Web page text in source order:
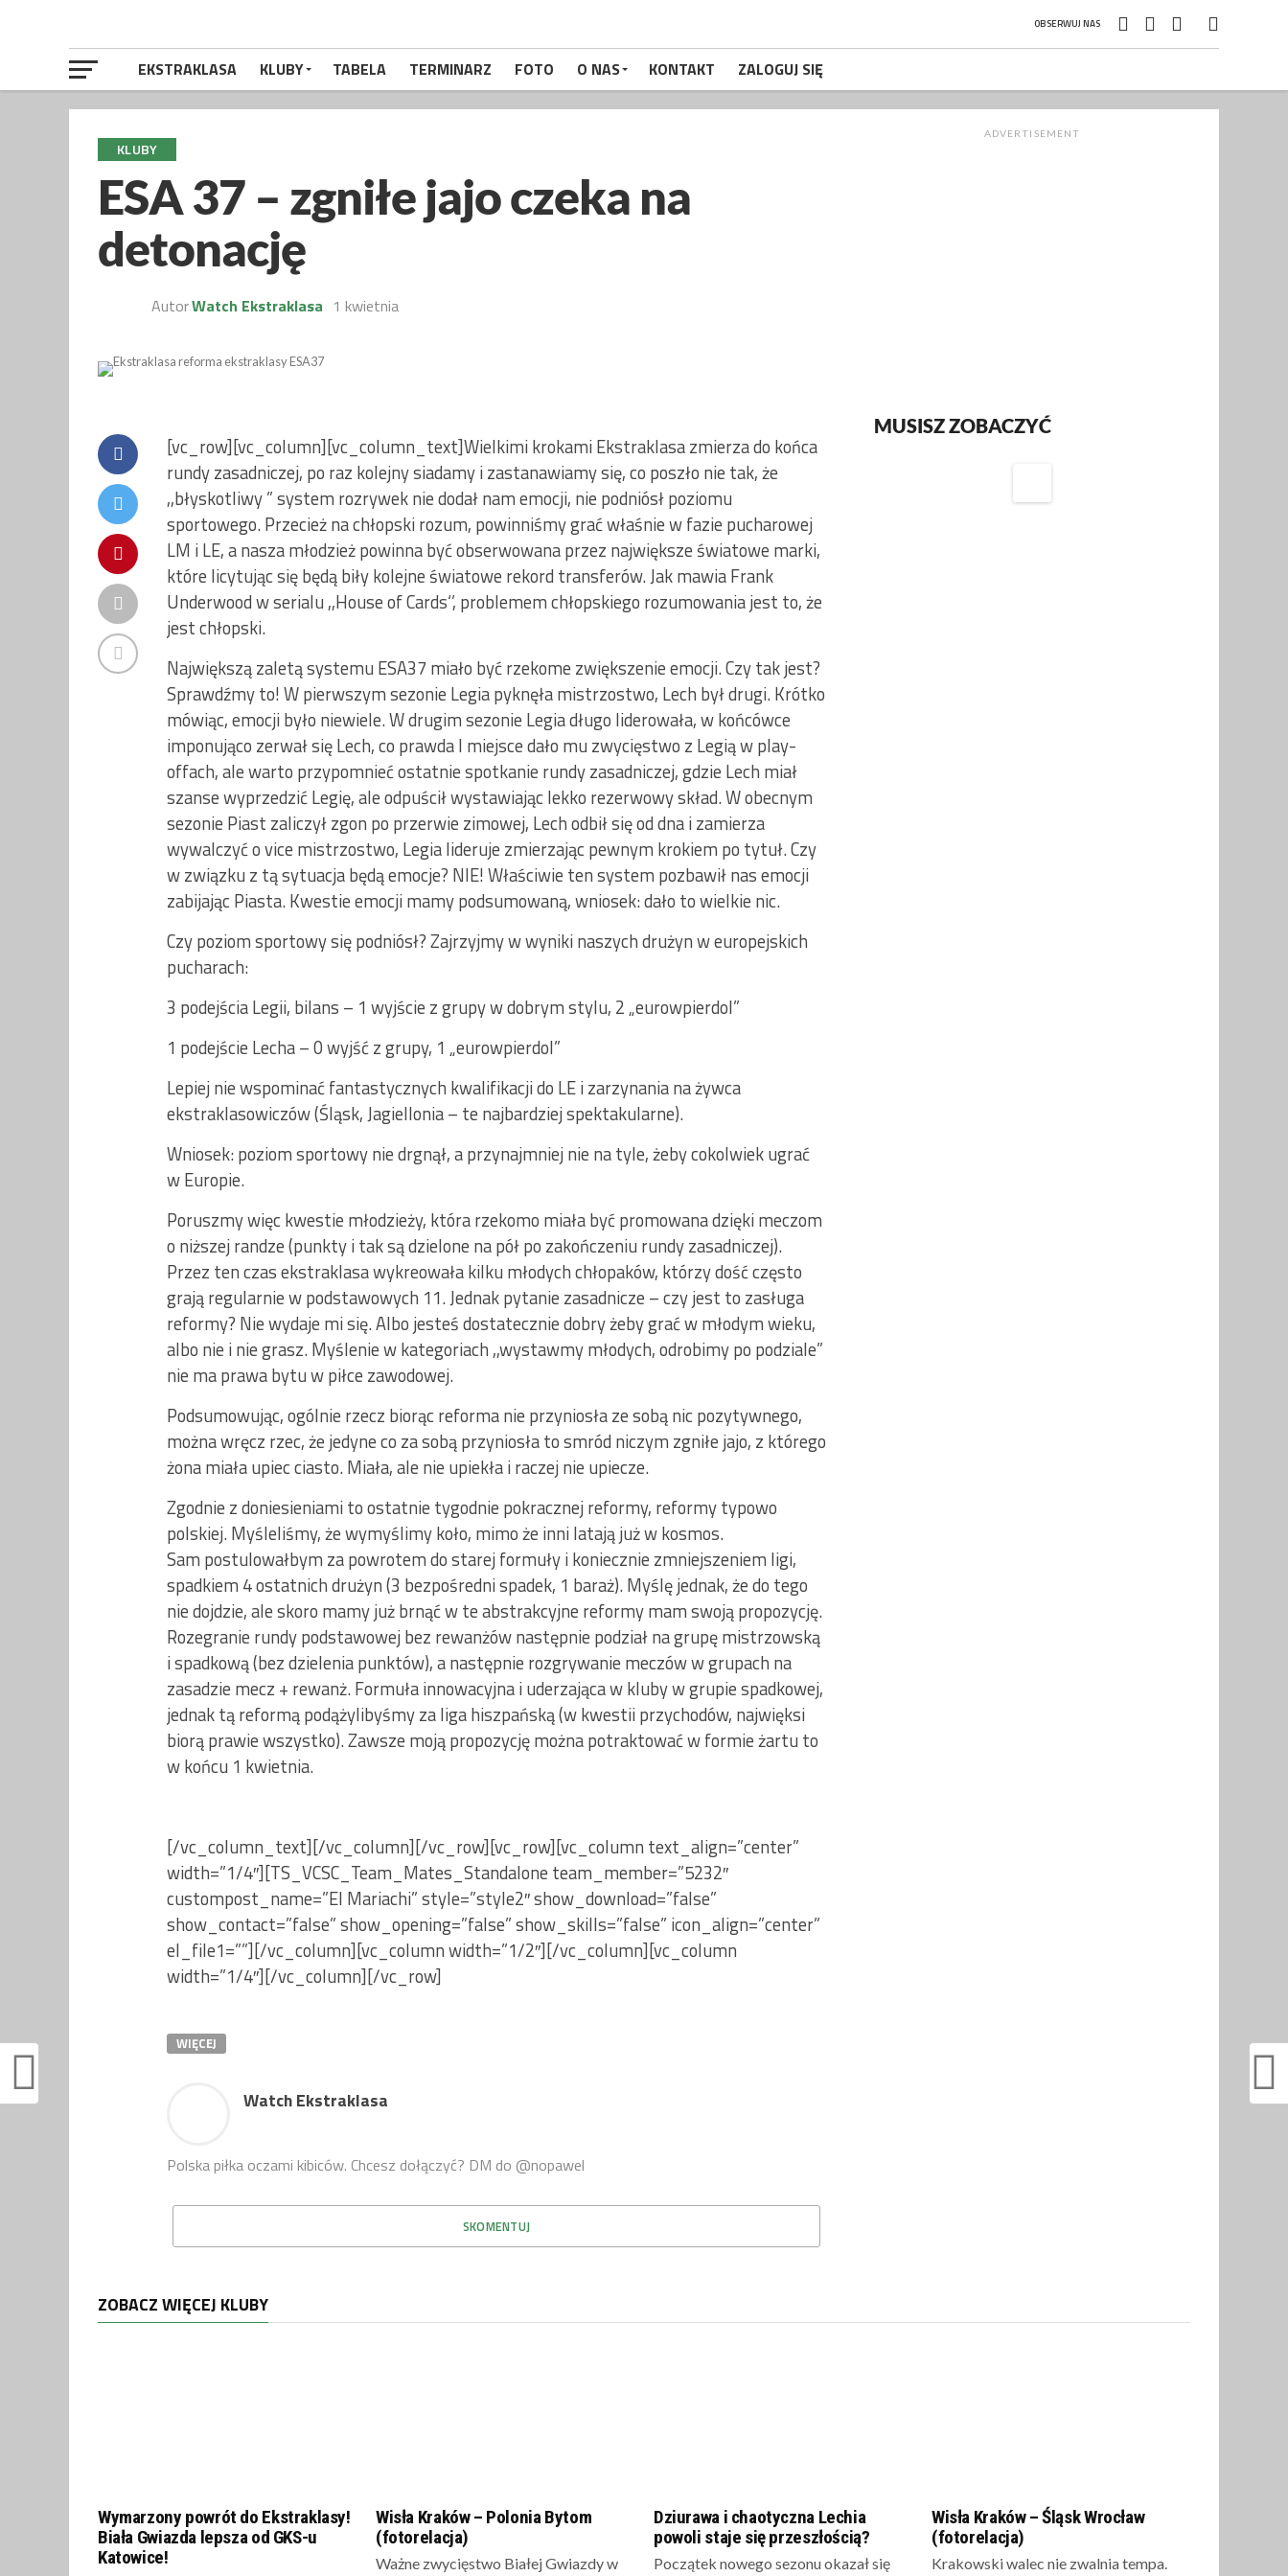
OBSERWUJ NAS
EKSTRAKLASA KLUBY TABELA TERMINARZ FOTO O NAS KONTAKT ZALOGUJ SIĘ
KLUBY
ESA 37 – zgniłe jajo czeka na
detonację
AutorWatch Ekstraklasa 1 kwietnia
[vc_row][vc_column][vc_column_text]Wielkimi krokami Ekstraklasa zmierza do końca
rundy zasadniczej, po raz kolejny siadamy i zastanawiamy się, co poszło nie tak, że
,,błyskotliwy ” system rozrywek nie dodał nam emocji, nie podniósł poziomu
sportowego. Przecież na chłopski rozum, powinniśmy grać właśnie w fazie pucharowej
LM i LE, a nasza młodzież powinna być obserwowana przez największe światowe marki,
które licytując się będą biły kolejne światowe rekord transferów. Jak mawia Frank
Underwood w serialu ,,House of Cards‘’, problemem chłopskiego rozumowania jest to, że
jest chłopski.
Największą zaletą systemu ESA37 miało być rzekome zwiększenie emocji. Czy tak jest?
Sprawdźmy to! W pierwszym sezonie Legia pyknęła mistrzostwo, Lech był drugi. Krótko
mówiąc, emocji było niewiele. W drugim sezonie Legia długo liderowała, w końcówce
imponująco zerwał się Lech, co prawda I miejsce dało mu zwycięstwo z Legią w play-
offach, ale warto przypomnieć ostatnie spotkanie rundy zasadniczej, gdzie Lech miał
szanse wyprzedzić Legię, ale odpuścił wystawiając lekko rezerwowy skład. W obecnym
sezonie Piast zaliczył zgon po przerwie zimowej, Lech odbił się od dna i zamierza
wywalczyć o vice mistrzostwo, Legia lideruje zmierzając pewnym krokiem po tytuł. Czy
w związku z tą sytuacja będą emocje? NIE! Właściwie ten system pozbawił nas emocji
zabijając Piasta. Kwestie emocji mamy podsumowaną, wniosek: dało to wielkie nic.
Czy poziom sportowy się podniósł? Zajrzyjmy w wyniki naszych drużyn w europejskich
pucharach:
3 podejścia Legii, bilans – 1 wyjście z grupy w dobrym stylu, 2 „eurowpierdol”
1 podejście Lecha – 0 wyjść z grupy, 1 „eurowpierdol”
Lepiej nie wspominać fantastycznych kwalifikacji do LE i zarzynania na żywca
ekstraklasowiczów (Śląsk, Jagiellonia – te najbardziej spektakularne).
Wniosek: poziom sportowy nie drgnął, a przynajmniej nie na tyle, żeby cokolwiek ugrać
w Europie.
Poruszmy więc kwestie młodzieży, która rzekomo miała być promowana dzięki meczom
o niższej randze (punkty i tak są dzielone na pół po zakończeniu rundy zasadniczej).
Przez ten czas ekstraklasa wykreowała kilku młodych chłopaków, którzy dość często
grają regularnie w podstawowych 11. Jednak pytanie zasadnicze – czy jest to zasługa
reformy? Nie wydaje mi się. Albo jesteś dostatecznie dobry żeby grać w młodym wieku,
albo nie i nie grasz. Myślenie w kategoriach ,,wystawmy młodych, odrobimy po podziale”
nie ma prawa bytu w piłce zawodowej.
Podsumowując, ogólnie rzecz biorąc reforma nie przyniosła ze sobą nic pozytywnego,
można wręcz rzec, że jedyne co za sobą przyniosła to smród niczym zgniłe jajo, z którego
żona miała upiec ciasto. Miała, ale nie upiekła i raczej nie upiecze.
Zgodnie z doniesieniami to ostatnie tygodnie pokracznej reformy, reformy typowo
polskiej. Myśleliśmy, że wymyślimy koło, mimo że inni latają już w kosmos.
Sam postulowałbym za powrotem do starej formuły i koniecznie zmniejszeniem ligi,
spadkiem 4 ostatnich drużyn (3 bezpośredni spadek, 1 baraż). Myślę jednak, że do tego
nie dojdzie, ale skoro mamy już brnąć w te abstrakcyjne reformy mam swoją propozycję.
Rozegranie rundy podstawowej bez rewanżów następnie podział na grupę mistrzowską
i spadkową (bez dzielenia punktów), a następnie rozgrywanie meczów w grupach na
zasadzie mecz + rewanż. Formuła innowacyjna i uderzająca w kluby w grupie spadkowej,
jednak tą reformą podążylibyśmy za liga hiszpańską (w kwestii przychodów, najwięksi
biorą prawie wszystko). Zawsze moją propozycję można potraktować w formie żartu to
w końcu 1 kwietnia.
[/vc_column_text][/vc_column][/vc_row][vc_row][vc_column text_align=”center”
width=”1/4″][TS_VCSC_Team_Mates_Standalone team_member=”5232″
custompost_name=”El Mariachi” style=”style2″ show_download=”false”
show_contact=”false” show_opening=”false” show_skills=”false” icon_align=”center”
el_file1=””][/vc_column][vc_column width=”1/2″][/vc_column][vc_column
width=”1/4″][/vc_column][/vc_row]
WIĘCEJ
Watch Ekstraklasa
Polska piłka oczami kibiców. Chcesz dołączyć? DM do @nopawel
SKOMENTUJ
ADVERTISEMENT
MUSISZ ZOBACZYĆ
ZOBACZ WIĘCEJ KLUBY
Wymarzony powrót do Ekstraklasy!
Biała Gwiazda lepsza od GKS-u
Katowice!
Wisła Kraków – Polonia Bytom
(fotorelacja)
Ważne zwycięstwo Białej Gwiazdy w
Dziurawa i chaotyczna Lechia
powoli staje się przeszłością?
Początek nowego sezonu okazał się
Wisła Kraków – Śląsk Wrocław
(fotorelacja)
Krakowski walec nie zwalnia tempa.